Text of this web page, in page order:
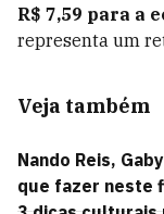
R$ 7,59 para a
representa um
Veja também
Nando Reis,
que fazer neste